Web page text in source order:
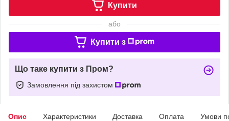
Купити
або
Купити з
Що таке купити з Пром?
Замовлення під захистом
Опис Характеристики Доставка Оплата Умови